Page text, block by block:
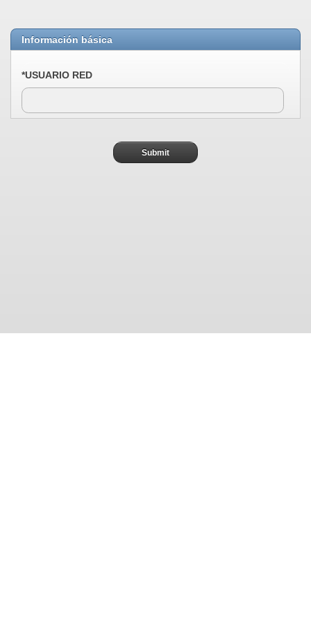
Información básica
*USUARIO RED
Submit